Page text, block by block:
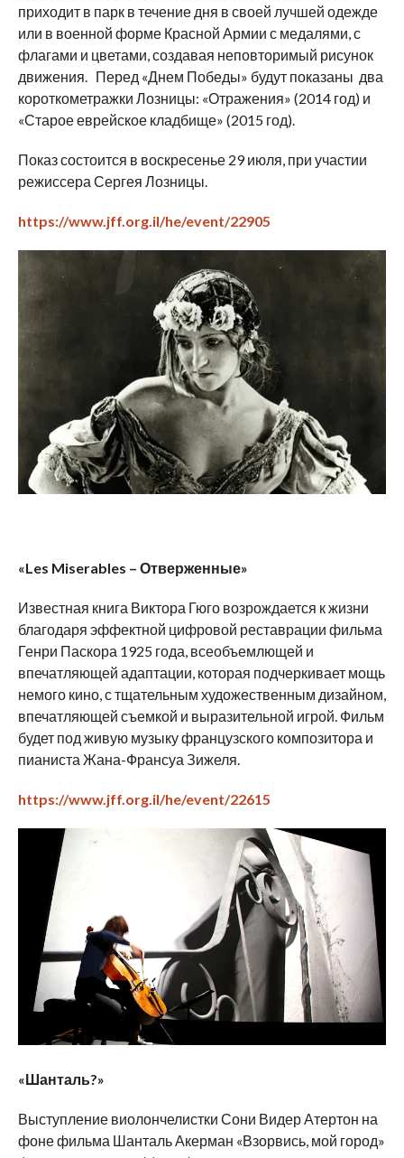
приходит в парк в течение дня в своей лучшей одежде
или в военной форме Красной Армии с медалями, с
флагами и цветами, создавая неповторимый рисунок
движения. Перед «Днем Победы» будут показаны два
короткометражки Лозницы: «Отражения» (2014 год) и
«Старое еврейское кладбище» (2015 год).
Показ состоится в воскресенье 29 июля, при участии
режиссера Сергея Лозницы.
https://www.jff.org.il/he/event/22905
«Les Miserables – Отверженные»
Известная книга Виктора Гюго возрождается к жизни
благодаря эффектной цифровой реставрации фильма
Генри Паскора 1925 года, всеобъемлющей и
впечатляющей адаптации, которая подчеркивает мощь
немого кино, с тщательным художественным дизайном,
впечатляющей съемкой и выразительной игрой. Фильм
будет под живую музыку французского композитора и
пианиста Жана-Франсуа Зижеля.
https://www.jff.org.il/he/event/22615
«Шанталь?»
Выступление виолончелистки Сони Видер Атертон на
фоне фильма Шанталь Акерман «Взорвись, мой город»